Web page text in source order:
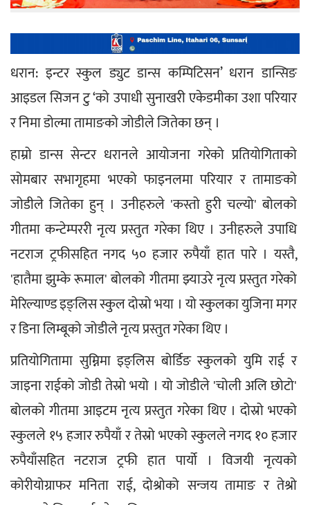
धरान: इन्टर स्कुल ड्युट डान्स कम्पिटिसन’ धरान डान्सिङ
आइडल सिजन टु ‘को उपाधी सुनाखरी एकेडमीका उशा परियार
र निमा डोल्मा तामाङको जोडीले जितेका छन् ।
हाम्रो डान्स सेन्टर धरानले आयोजना गरेको प्रतियोगिताको
सोमबार सभागृहमा भएको फाइनलमा परियार र तामाङको
जोडीले जितेका हुन् । उनीहरुले 'कस्तो हुरी चल्यो' बोलको
गीतमा कन्टेम्पररी नृत्य प्रस्तुत गरेका थिए । उनीहरुले उपाधि
नटराज ट्रफीसहित नगद ५० हजार रुपैयाँ हात पारे । यस्तै,
'हातैमा झुम्के रूमाल' बोलको गीतमा झ्याउरे नृत्य प्रस्तुत गरेको
मेरिल्याण्ड इङ्लिस स्कुल दोस्रो भया । यो स्कुलका युजिना मगर
र डिना लिम्बूको जोडीले नृत्य प्रस्तुत गरेका थिए ।
प्रतियोगितामा सुम्निमा इङ्लिस बोर्डिङ स्कुलको युमि राई र
जाइना राईको जोडी तेस्रो भयो । यो जोडीले 'चोली अलि छोटो'
बोलको गीतमा आइटम नृत्य प्रस्तुत गरेका थिए । दोस्रो भएको
स्कुलले १५ हजार रुपैयाँ र तेस्रो भएको स्कुलले नगद १० हजार
रुपैयाँसहित नटराज ट्रफी हात पार्यो । विजयी नृत्यको
कोरीयोग्राफर मनिता राई, दोश्रोको सन्जय तामाङ र तेश्रो